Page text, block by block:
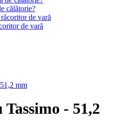
călătorie?
de vară
mm
- 51,2